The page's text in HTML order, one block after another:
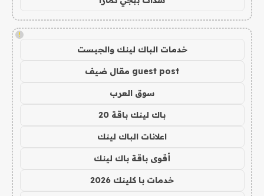
!
خدمات الباك لينك والجيست
guest post مقال ضيف
سوق العرب
باك لينك باقة 20
اعلانات الباك لينك
أقوى باقة باك لينك
خدمات با كلينك 2026